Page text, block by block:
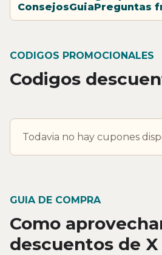
ConsejosGuiaPreguntas
CODIGOS PROMOCIONALES
Codigos
Todavia no hay cupones
GUIA DE COMPRA
Como
descuentos de X